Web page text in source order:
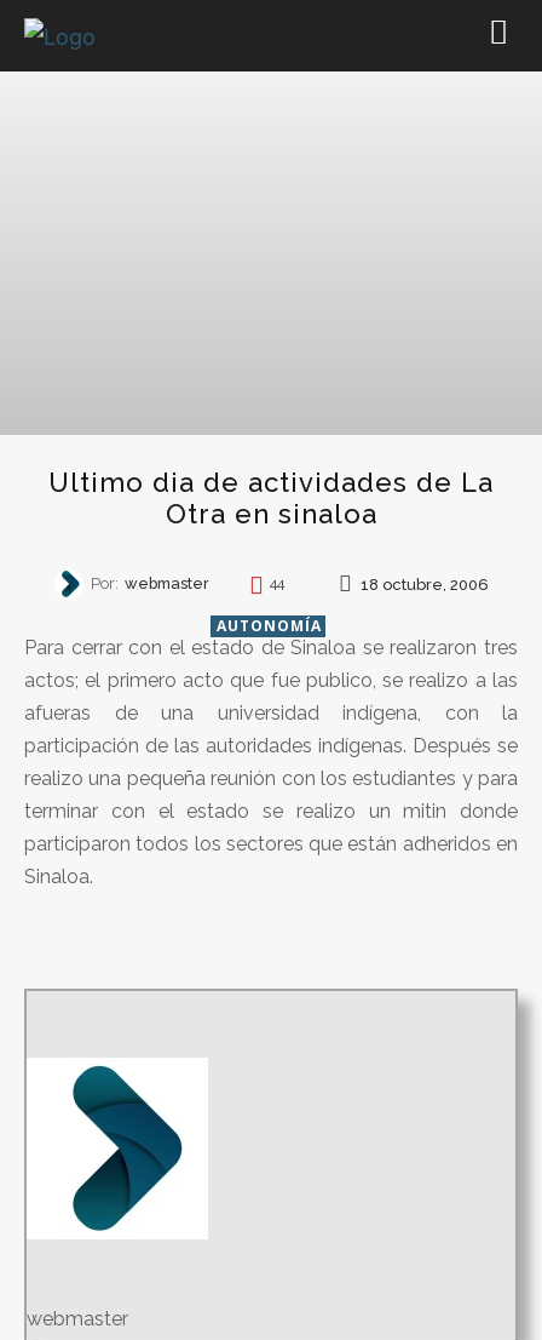
Ultimo dia de actividades de La
Otra en sinaloa
Por: webmaster 44 18 octubre, 2006
AUTONOMÍA
Para cerrar con el estado de Sinaloa se realizaron tres
actos; el primero acto que fue publico, se realizo a las
afueras de una universidad indígena, con la
participación de las autoridades indígenas. Después se
realizo una pequeña reunión con los estudiantes y para
terminar con el estado se realizo un mitin donde
participaron todos los sectores que están adheridos en
Sinaloa.
webmaster